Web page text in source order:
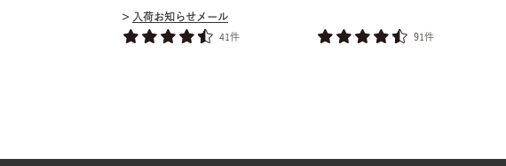
入荷お知らせメール
41件 91件